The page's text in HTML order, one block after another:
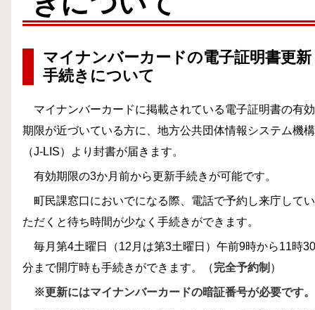
マイナンバーカードの電子証明書更新
手続きについて
マイナンバーカードに掲載されている電子証明書の有効
期限が近づいている方に、地方公共団体情報システム機構
（J-LIS）より封書が届きます。
有効期限の3か月前から更新手続きが可能です。
町民課窓口においでになる際、電話で予約し来庁してい
ただくと待ち時間が少なく手続きができます。
毎月第4土曜日（12月は第3土曜日）午前9時から11時30
分まで開庁時も手続きができます。（完全予約制 ）
※更新にはマイナンバーカードの暗証番号が必要です。